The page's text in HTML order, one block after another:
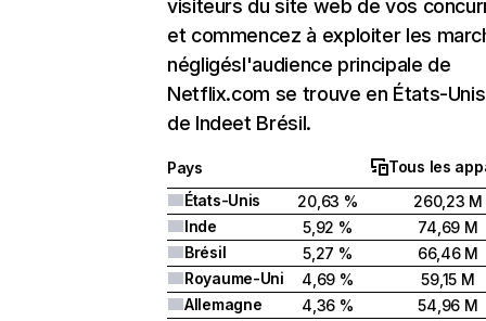
visiteurs du site web de vos
et commencez à exploiter les
négligésl'audience principale de
Netflix.com se trouve en États-
de Indeet Brésil.
Pays
Tous les
États-Unis
20,63 %
260,23 M
Inde
5,92 %
74,69 M
Brésil
5,27 %
66,46 M
Royaume-Uni
4,69 %
59,15 M
Allemagne
4,36 % 54,96 M